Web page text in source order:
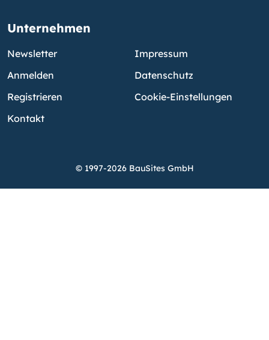
Unternehmen
Newsletter
Anmelden
Registrieren
Kontakt
Impressum
Datenschutz
Cookie-Einstellungen
© 1997-2026 BauSites GmbH